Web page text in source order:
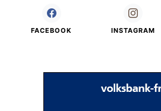
FACEBOOK INSTAGRAM